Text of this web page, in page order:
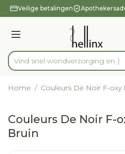
Ga naar de inhoud
1 van 1
Veilige betalingen
Menu
Product, merk, categorie...
Vind snel wondverzorg
Home / Couleurs De Noir F-oxy
Couleurs De Noir F-
Bruin